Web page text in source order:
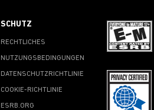
SCHUTZ
RECHTLICHES
NUTZUNGSBEDINGUNGEN
DATENSCHUTZRICHTLINIE
COOKIE-RICHTLINIE
ESRB.ORG